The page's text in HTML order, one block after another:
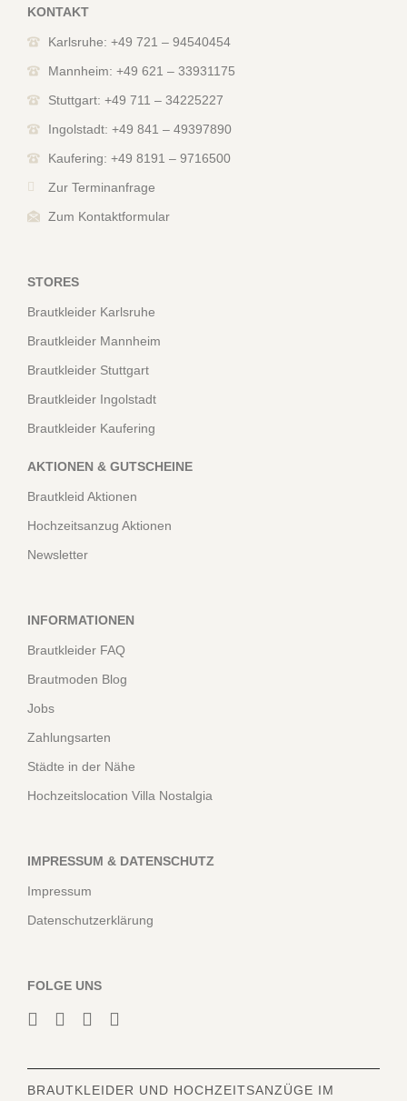
KONTAKT
Karlsruhe: +49 721 – 94540454
Mannheim: +49 621 – 33931175
Stuttgart: +49 711 – 34225227
Ingolstadt: +49 841 – 49397890
Kaufering: +49 8191 – 9716500
Zur Terminanfrage
Zum Kontaktformular
STORES
Brautkleider Karlsruhe
Brautkleider Mannheim
Brautkleider Stuttgart
Brautkleider Ingolstadt
Brautkleider Kaufering
AKTIONEN & GUTSCHEINE
Brautkleid Aktionen
Hochzeitsanzug Aktionen
Newsletter
INFORMATIONEN
Brautkleider FAQ
Brautmoden Blog
Jobs
Zahlungsarten
Städte in der Nähe
Hochzeitslocation Villa Nostalgia
IMPRESSUM & DATENSCHUTZ
Impressum
Datenschutzerklärung
FOLGE UNS
BRAUTKLEIDER UND HOCHZEITSANZÜGE IM